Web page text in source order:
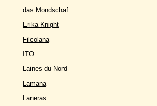
das Mondschaf
Erika Knight
Filcolana
ITO
Laines du Nord
Lamana
Laneras